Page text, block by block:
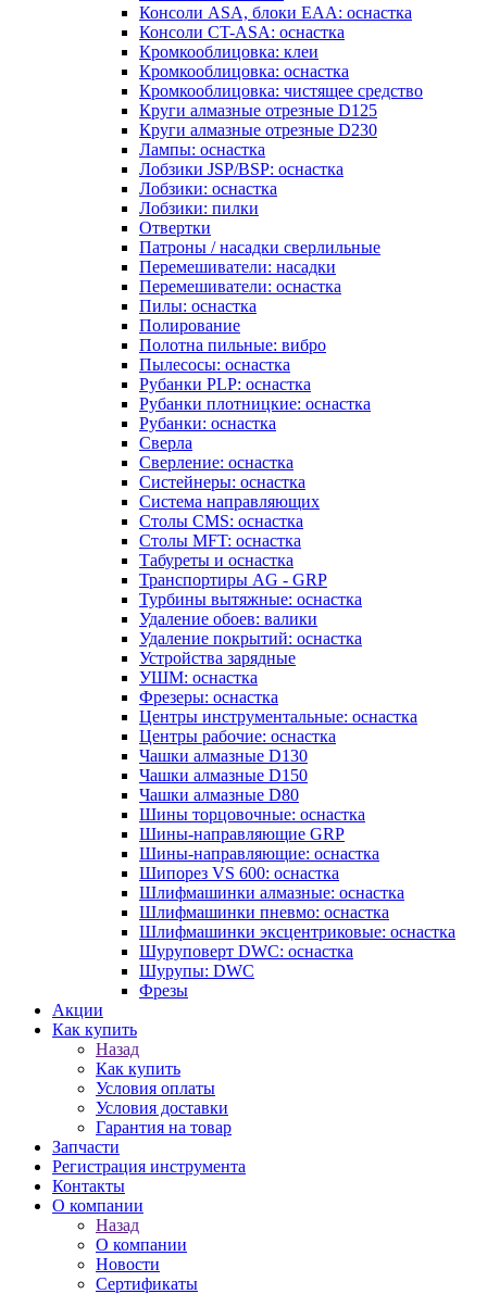
Консоли ASA, блоки EAA: оснастка
Консоли CT-ASA: оснастка
Кромкооблицовка: клеи
Кромкооблицовка: оснастка
Кромкооблицовка: чистящее средство
Круги алмазные отрезные D125
Круги алмазные отрезные D230
Лампы: оснастка
Лобзики JSP/BSP: оснастка
Лобзики: оснастка
Лобзики: пилки
Отвертки
Патроны / насадки сверлильные
Перемешиватели: насадки
Перемешиватели: оснастка
Пилы: оснастка
Полирование
Полотна пильные: вибро
Пылесосы: оснастка
Рубанки PLP: оснастка
Рубанки плотницкие: оснастка
Рубанки: оснастка
Сверла
Сверление: оснастка
Систейнеры: оснастка
Система направляющих
Столы CMS: оснастка
Столы MFT: оснастка
Табуреты и оснастка
Транспортиры AG - GRP
Турбины вытяжные: оснастка
Удаление обоев: валики
Удаление покрытий: оснастка
Устройства зарядные
УШМ: оснастка
Фрезеры: оснастка
Центры инструментальные: оснастка
Центры рабочие: оснастка
Чашки алмазные D130
Чашки алмазные D150
Чашки алмазные D80
Шины торцовочные: оснастка
Шины-направляющие GRP
Шины-направляющие: оснастка
Шипорез VS 600: оснастка
Шлифмашинки алмазные: оснастка
Шлифмашинки пневмо: оснастка
Шлифмашинки эксцентриковые: оснастка
Шуруповерт DWC: оснастка
Шурупы: DWC
Фрезы
Акции
Как купить
Назад
Как купить
Условия оплаты
Условия доставки
Гарантия на товар
Запчасти
Регистрация инструмента
Контакты
О компании
Назад
О компании
Новости
Сертификаты